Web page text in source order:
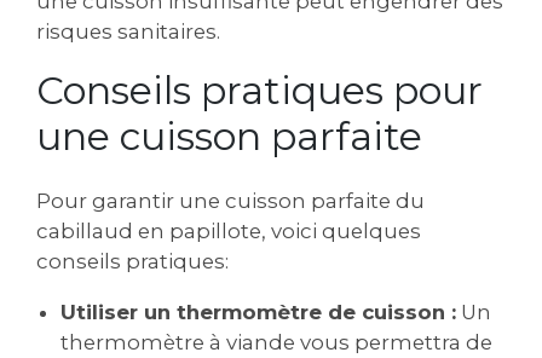
risques sanitaires.
Conseils pratiques pour
une cuisson parfaite
Pour garantir une cuisson parfaite du
cabillaud en papillote, voici quelques
conseils pratiques:
Utiliser un thermomètre de cuisson : Un
thermomètre à viande vous permettra de